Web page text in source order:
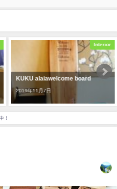
Awards
那賀町産材・ウッドボードＫＵＫ
Ｕがみなとモデル二酸化炭素固定
認証制度に登録されました！
！